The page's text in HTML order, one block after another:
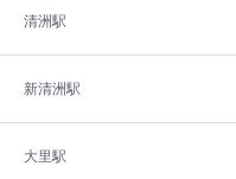
清洲駅
新清洲駅
大里駅